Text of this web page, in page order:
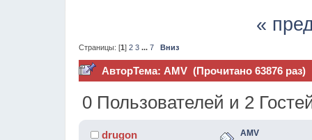
«
Страницы: [1]2 3 ...7 Вниз
АвторТема: AMV (Прочитано 63876 раз)
0 Пользователей и 2
drugon AMV